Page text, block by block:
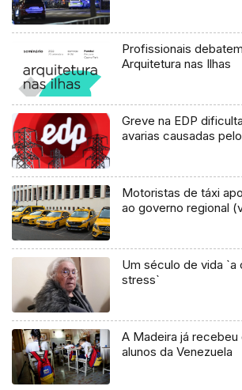
Profissionais
Arquitetura nas Ilhas
Greve na EDP
avarias causadas
Motoristas de táxi
ao governo regional
Um século de vida `a
stress`
A Madeira já recebeu
alunos da Venezuela